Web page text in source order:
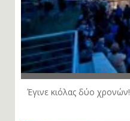
Έγινε κιόλας δύο χρονών!